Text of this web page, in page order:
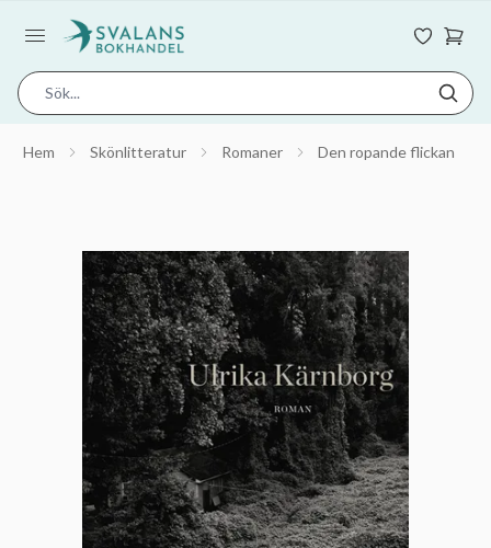
Hem Skönlitteratur Romaner Den ropande flickan